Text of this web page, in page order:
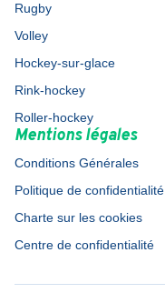
Rugby
Volley
Hockey-sur-glace
Rink-hockey
Roller-hockey
Mentions légales
Conditions Générales
Politique de confidentialité
Charte sur les cookies
Centre de confidentialité